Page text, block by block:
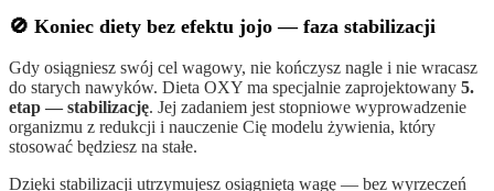
🚫 Koniec diety bez efektu jojo — faza stabilizacji
Gdy osiągniesz swój cel wagowy, nie kończysz nagle i nie wracasz
do starych nawyków. Dieta OXY ma specjalnie zaprojektowany 5.
etap — stabilizację. Jej zadaniem jest stopniowe wyprowadzenie
organizmu z redukcji i nauczenie Cię modelu żywienia, który
stosować będziesz na stałe.
Dzięki stabilizacji utrzymujesz osiągniętą wagę — bez wyrzeczeń